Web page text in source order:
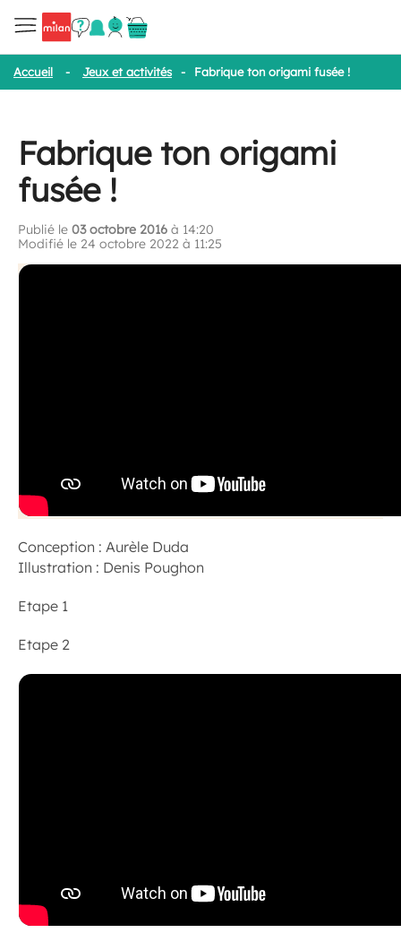
Accueil - Jeux et activités - Fabrique ton origami fusée !
Fabrique ton origami
fusée !
Publié le 03 octobre 2016 à 14:20
Modifié le 24 octobre 2022 à 11:25
Conception : Aurèle Duda
Illustration : Denis Poughon
Etape 1
Etape 2